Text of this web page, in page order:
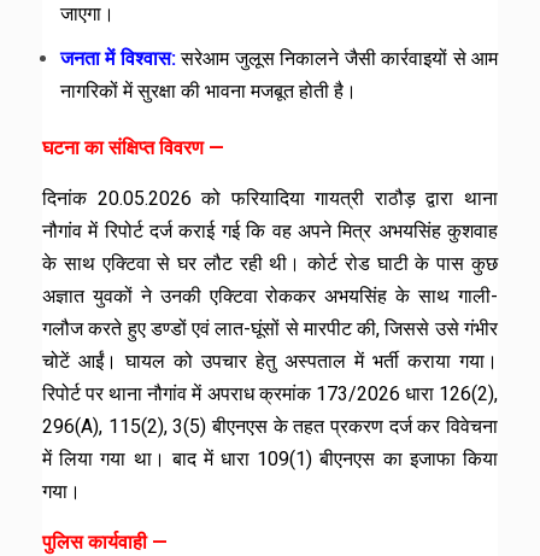
जाएगा।
जनता में विश्वास:सरेआम जुलूस निकालने जैसी कार्रवाइयों से आम
नागरिकों में सुरक्षा की भावना मजबूत होती है।
घटना का संक्षिप्त विवरण —
दिनांक 20.05.2026 को फरियादिया गायत्री राठौड़ द्वारा थाना
नौगांव में रिपोर्ट दर्ज कराई गई कि वह अपने मित्र अभयसिंह कुशवाह
के साथ एक्टिवा से घर लौट रही थी। कोर्ट रोड घाटी के पास कुछ
अज्ञात युवकों ने उनकी एक्टिवा रोककर अभयसिंह के साथ गाली-
गलौज करते हुए डण्डों एवं लात-घूंसों से मारपीट की, जिससे उसे गंभीर
चोटें आईं। घायल को उपचार हेतु अस्पताल में भर्ती कराया गया।
रिपोर्ट पर थाना नौगांव में अपराध क्रमांक 173/2026 धारा 126(2),
296(A), 115(2), 3(5) बीएनएस के तहत प्रकरण दर्ज कर विवेचना
में लिया गया था। बाद में धारा 109(1) बीएनएस का इजाफा किया
गया।
पुलिस कार्यवाही —